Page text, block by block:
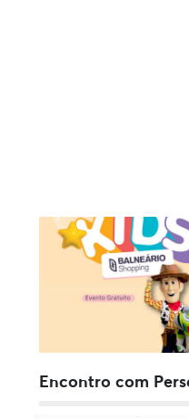
Encontro com